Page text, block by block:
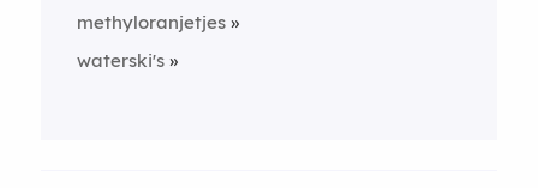
methyloranjetjes
waterski's